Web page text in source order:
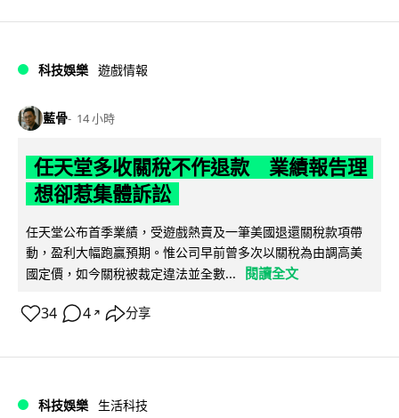
科技娛樂 遊戲情報
藍骨 14 小時
任天堂多收關稅不作退款 業績報告理
想卻惹集體訴訟
任天堂公布首季業績，受遊戲熱賣及一筆美國退還關稅款項帶
動，盈利大幅跑贏預期。惟公司早前曾多次以關稅為由調高美
國定價，如今關稅被裁定違法並全數...
閱讀全文
34 4 ↗ 分享
科技娛樂 生活科技